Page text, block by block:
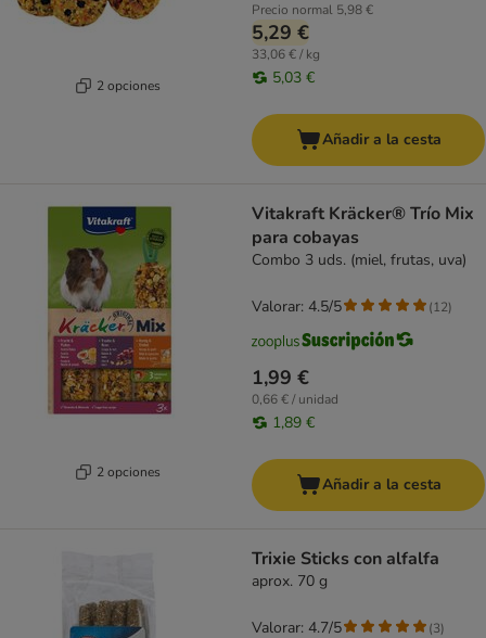
2 opciones
Precio normal 5,98 €
5,29 €
33,06 € / kg
5,03 €
Añadir a la cesta
2 opciones
Vitakraft Kräcker® Trío Mix
para cobayas
Combo 3 uds. (miel, frutas, uva)
1,99 €
0,66 € / unidad
1,89 €
Valorar: 4.5/5 (12)
Añadir a la cesta
Trixie Sticks con alfalfa
aprox. 70 g
Valorar: 4.7/5 (3)